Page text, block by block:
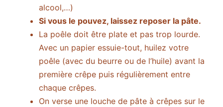
alcool,…)
Si vous le pouvez, laissez reposer la pâte.
La poêle doit être plate et pas trop lourde.
Avec un papier essuie-tout, huilez votre
poêle (avec du beurre ou de l’huile) avant la
première crêpe puis régulièrement entre
chaque crêpes.
On verse une louche de pâte à crêpes sur le